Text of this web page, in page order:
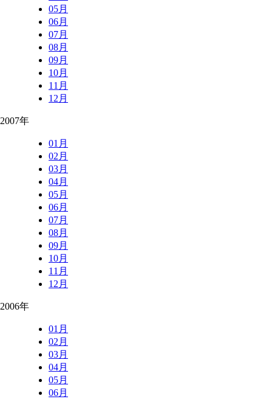
05月
06月
07月
08月
09月
10月
11月
12月
2007年
01月
02月
03月
04月
05月
06月
07月
08月
09月
10月
11月
12月
2006年
01月
02月
03月
04月
05月
06月